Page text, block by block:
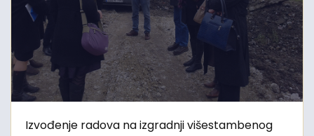
Izvođenje radova na izgradnji višestambenog